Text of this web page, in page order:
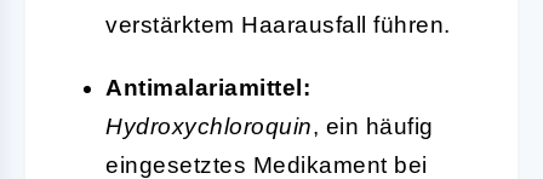
verstärktem Haarausfall führen.
Antimalariamittel:
Hydroxychloroquin, ein häufig
eingesetztes Medikament bei